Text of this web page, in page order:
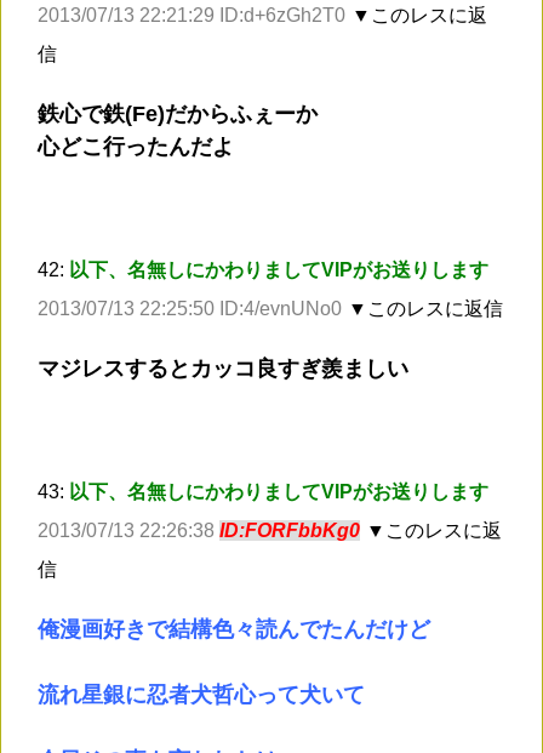
2013/07/13 22:21:29 ID:d+6zGh2T0 ▼このレスに返
信
鉄心で鉄(Fe)だからふぇーか
心どこ行ったんだよ
42: 以下、名無しにかわりましてVIPがお送りします
2013/07/13 22:25:50 ID:4/evnUNo0 ▼このレスに返信
マジレスするとカッコ良すぎ羨ましい
43: 以下、名無しにかわりましてVIPがお送りします
2013/07/13 22:26:38 ID:FORFbbKg0 ▼このレスに返
信
俺漫画好きで結構色々読んでたんだけど
流れ星銀に忍者犬哲心って犬いて